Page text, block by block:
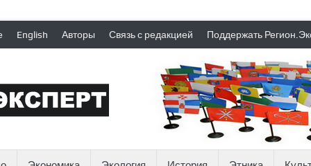
English Авторы Связь с редакцией Поддержать